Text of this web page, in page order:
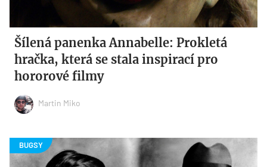
Šílená panenka Annabelle: Prokletá
hračka, která se stala inspirací pro
hororové filmy
Martin Miko